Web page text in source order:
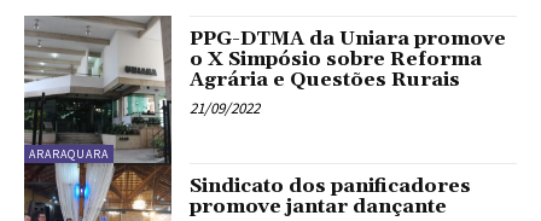
ARARAQUARA
PPG-DTMA da Uniara promove
o X Simpósio sobre Reforma
Agrária e Questões Rurais
21/09/2022
Sindicato dos panificadores
promove jantar dançante